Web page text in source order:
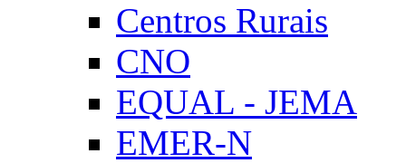
Centros Rurais
CNO
EQUAL - JEMA
EMER-N